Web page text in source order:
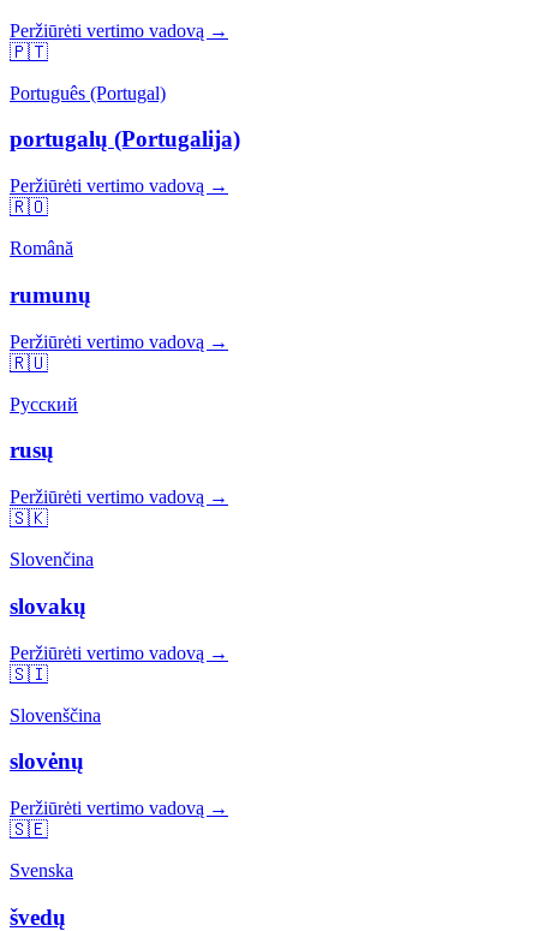
Peržiūrėti vertimo vadovą →
🇵🇹
Português (Portugal)
portugalų (Portugalija)
Peržiūrėti vertimo vadovą →
🇷🇴
Română
rumunų
Peržiūrėti vertimo vadovą →
🇷🇺
Русский
rusų
Peržiūrėti vertimo vadovą →
🇸🇰
Slovenčina
slovakų
Peržiūrėti vertimo vadovą →
🇸🇮
Slovenščina
slovėnų
Peržiūrėti vertimo vadovą →
🇸🇪
Svenska
švedų